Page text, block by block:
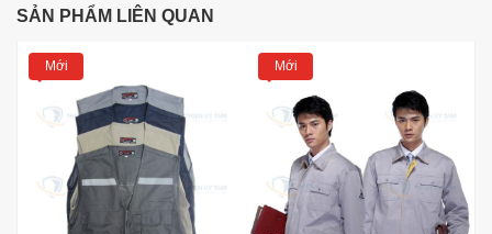
SẢN PHẨM LIÊN QUAN
Mới Mới